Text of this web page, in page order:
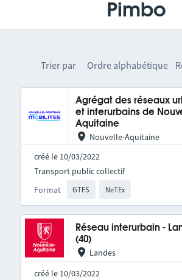
Pimbo
Trier par Ordre alphabétique
Agrégat des réseaux
et interurbains de
Aquitaine
Nouvelle-Aquitaine
créé le 10/03/2022
Format GTFS NeTEx
Transport public collectif
Réseau interurbain -
(40)
Landes
créé le 10/03/2022